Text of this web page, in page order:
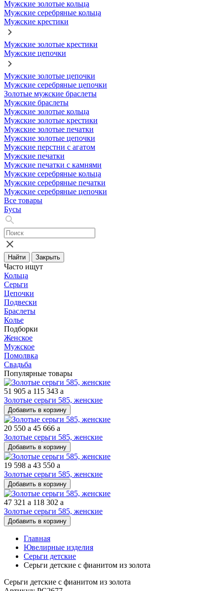
Мужские золотые кольца
Мужские серебряные кольца
Мужские крестики
Мужские золотые крестики
Мужские цепочки
Мужские золотые цепочки
Мужские серебряные цепочки
Золотые мужские браслеты
Мужские браслеты
Мужские золотые кольца
Мужские золотые крестики
Мужские золотые печатки
Мужские золотые цепочки
Мужские перстни с агатом
Мужские печатки
Мужские печатки с камнями
Мужские серебряные кольца
Мужские серебряные печатки
Мужские серебряные цепочки
Все товары
Бусы
Найти Закрыть
Часто ищут
Кольца
Серьги
Цепочки
Подвески
Браслеты
Колье
Подборки
Женское
Мужское
Помолвка
Свадьба
Популярные товары
51 905 a 115 343 a
Золотые серьги 585, женские
Добавить в корзину
20 550 a 45 666 a
Золотые серьги 585, женские
Добавить в корзину
19 598 a 43 550 a
Золотые серьги 585, женские
Добавить в корзину
47 321 a 118 302 a
Золотые серьги 585, женские
Добавить в корзину
Главная
Ювелирные изделия
Серьги детские
Серьги детские с фианитом из золота
Серьги детские с фианитом из золота